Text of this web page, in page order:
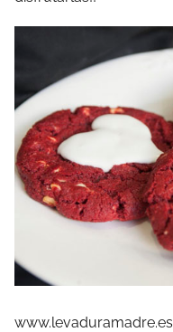
www.levaduramadre.es